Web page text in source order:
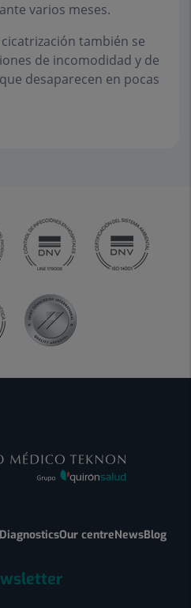
varios meses.
también se
de incomodidad y de
desaparecen en pocas
DiagnosticsOur centreNewsBlog